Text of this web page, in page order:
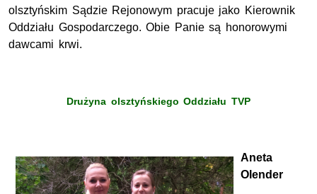
olsztyńskim Sądzie Rejonowym pracuje jako Kierownik
Oddziału Gospodarczego. Obie Panie są honorowymi
dawcami krwi.
Drużyna olsztyńskiego Oddziału TVP
Aneta
Olender